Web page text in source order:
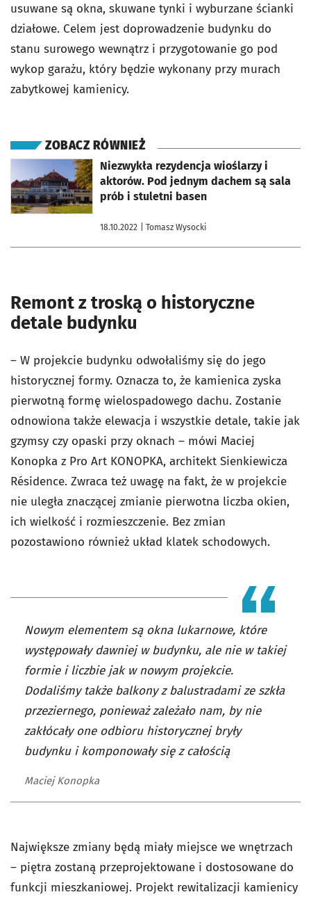
usuwane są okna, skuwane tynki i wyburzane ścianki
działowe. Celem jest doprowadzenie budynku do
stanu surowego wewnątrz i przygotowanie go pod
wykop garażu, który będzie wykonany przy murach
zabytkowej kamienicy.
ZOBACZ RÓWNIEŻ
Niezwykła rezydencja wioślarzy i
aktorów. Pod jednym dachem są sala
prób i stuletni basen
18.10.2022 | Tomasz Wysocki
otworzy się w nowej karcie
Remont z troską o historyczne
detale budynku
– W projekcie budynku odwołaliśmy się do jego
historycznej formy. Oznacza to, że kamienica zyska
pierwotną formę wielospadowego dachu. Zostanie
odnowiona także elewacja i wszystkie detale, takie jak
gzymsy czy opaski przy oknach – mówi Maciej
Konopka z Pro Art KONOPKA, architekt Sienkiewicza
Résidence. Zwraca też uwagę na fakt, że w projekcie
nie uległa znaczącej zmianie pierwotna liczba okien,
ich wielkość i rozmieszczenie. Bez zmian
pozostawiono również układ klatek schodowych.
Nowym elementem są okna lukarnowe, które
występowały dawniej w budynku, ale nie w takiej
formie i liczbie jak w nowym projekcie.
Dodaliśmy także balkony z balustradami ze szkła
przeziernego, ponieważ zależało nam, by nie
zakłócały one odbioru historycznej bryły
budynku i komponowały się z całością
Maciej Konopka
Największe zmiany będą miały miejsce we wnętrzach
– piętra zostaną przeprojektowane i dostosowane do
funkcji mieszkaniowej. Projekt rewitalizacji kamienicy